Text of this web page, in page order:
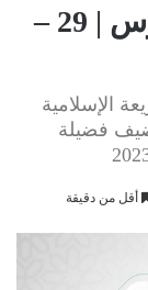
الشيخ الدكتور حمزة أبوفارس | 29 –
الإسلامية
فضيلة
أقل من دقيقة